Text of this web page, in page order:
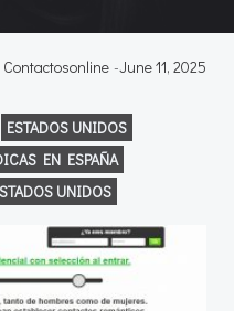
Contactosonline -June 11, 2025
ESTADOS UNIDOS
EN ESPAÑA
UNIDOS